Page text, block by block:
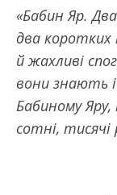
«Бабин Яр.
два коротких
й жахливі
вони знають
Бабиному
сотні, тисячі